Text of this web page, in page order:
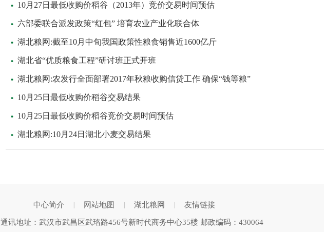
10月27日最低收购价稻谷（2013年）竞价交易时间预估
六部委联合派发政策“红包” 培育农业产业化联合体
湖北粮网:截至10月中旬我国政策性粮食销售近1600亿斤
湖北省“优质粮食工程”研讨班正式开班
湖北粮网:农发行全面部署2017年秋粮收购信贷工作 确保“钱等粮”
10月25日最低收购价稻谷交易结果
10月25日最低收购价稻谷竞价交易时间预估
湖北粮网:10月24日湖北小麦交易结果
中心简介 网站地图 湖北粮网 友情链接
通讯地址：武汉市武昌区武珞路456号新时代商务中心35楼 邮政编码：430064